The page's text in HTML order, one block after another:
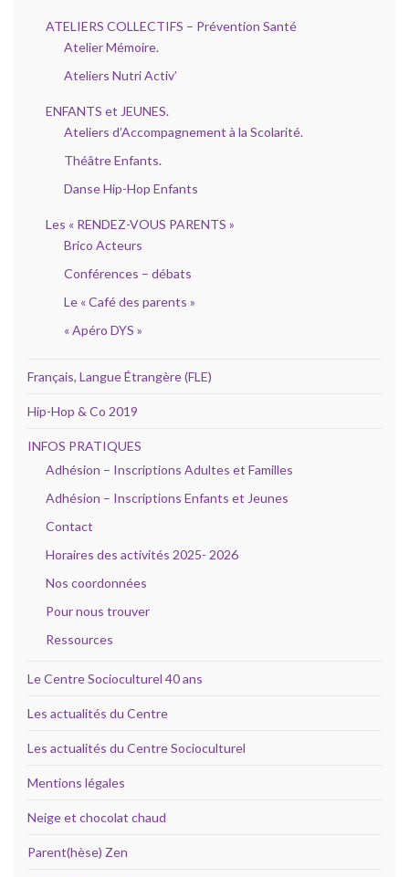
ATELIERS COLLECTIFS – Prévention Santé
Atelier Mémoire.
Ateliers Nutri Activ’
ENFANTS et JEUNES.
Ateliers d’Accompagnement à la Scolarité.
Théâtre Enfants.
Danse Hip-Hop Enfants
Les « RENDEZ-VOUS PARENTS »
Brico Acteurs
Conférences – débats
Le « Café des parents »
« Apéro DYS »
Français, Langue Étrangère (FLE)
Hip-Hop & Co 2019
INFOS PRATIQUES
Adhésion – Inscriptions Adultes et Familles
Adhésion – Inscriptions Enfants et Jeunes
Contact
Horaires des activités 2025- 2026
Nos coordonnées
Pour nous trouver
Ressources
Le Centre Socioculturel 40 ans
Les actualités du Centre
Les actualités du Centre Socioculturel
Mentions légales
Neige et chocolat chaud
Parent(hèse) Zen